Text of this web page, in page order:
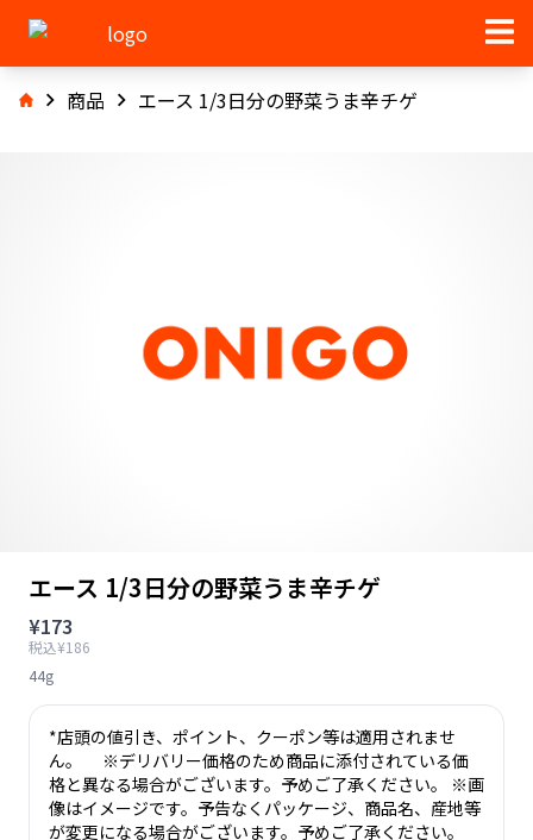
商品 エース 1/3日分の野菜うま辛チゲ
エース 1/3日分の野菜うま辛チゲ
¥173
税込¥186
44g
*店頭の値引き、ポイント、クーポン等は適用されませ
ん。 ※デリバリー価格のため商品に添付されている価
格と異なる場合がございます。予めご了承ください。 ※画
像はイメージです。予告なくパッケージ、商品名、産地等
が変更になる場合がございます。予めご了承ください。